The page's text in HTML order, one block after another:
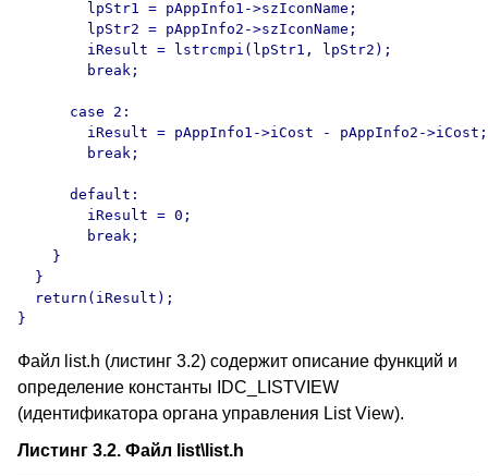
Файл list.h (листинг 3.2) содержит описание функций и
определение константы IDC_LISTVIEW
(идентификатора органа управления List View).
Листинг 3.2. Файл list\list.h